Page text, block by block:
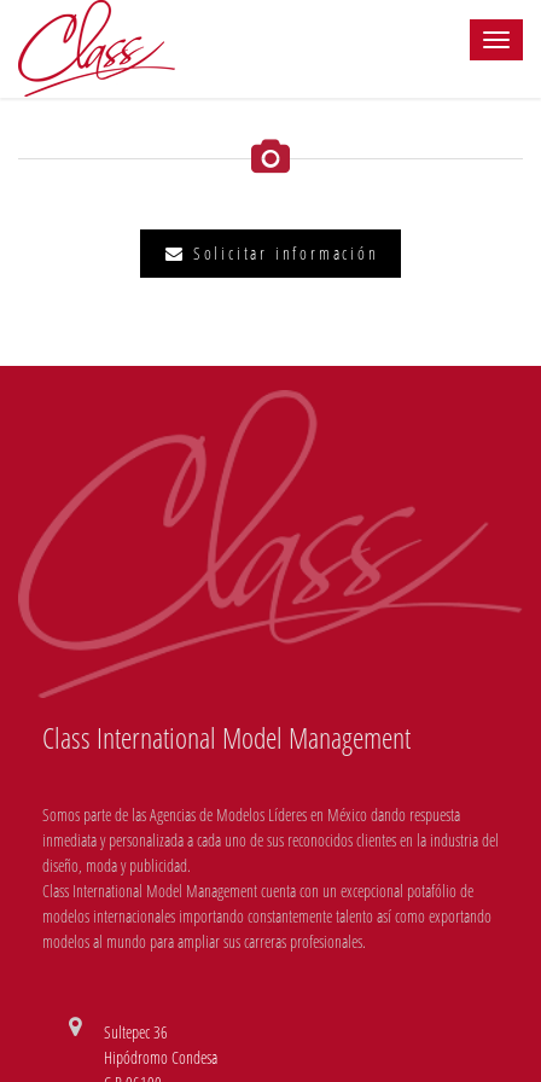
Solicitar información
Class International Model Management
Somos parte de las Agencias de Modelos Líderes en México dando respuesta
inmediata y personalizada a cada uno de sus reconocidos clientes en la industria del
diseño, moda y publicidad.
Class International Model Management cuenta con un excepcional potafólio de
modelos internacionales importando constantemente talento así como exportando
modelos al mundo para ampliar sus carreras profesionales.
Sultepec 36
Hipódromo Condesa